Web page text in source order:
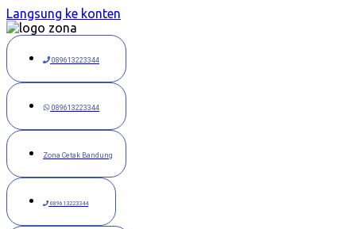
Langsung ke konten
089613223344
089613223344
Zona Cetak Bandung
089613223344